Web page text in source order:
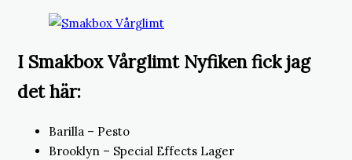
I Smakbox Vårglimt Nyfiken fick jag
det här:
Barilla – Pesto
Brooklyn – Special Effects Lager